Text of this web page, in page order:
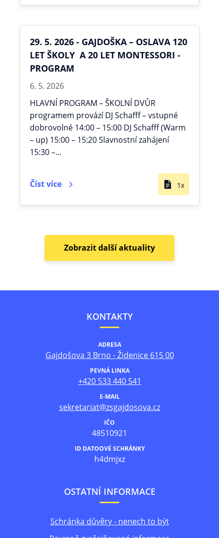
29. 5. 2026 - GAJDOŠKA – OSLAVA 120
LET ŠKOLY A 20 LET MONTESSORI -
PROGRAM
6. 5. 2026
HLAVNÍ PROGRAM – ŠKOLNÍ DVŮR
programem provází DJ Schafff – vstupné
dobrovolné 14:00 – 15:00 DJ Schafff (Warm
– up) 15:00 – 15:20 Slavnostní zahájení
15:30 –…
Číst více 1x
Zobrazit další aktuality
KONTAKTY
ADRESA
Gajdošova 3 Brno - Židenice 615 00
PEVNÁ LINKA
+420 533 440 541
E-MAIL
sekretariat@zsgajdosova.cz
IČO
48510921
ID DATOOVÉ SCHRÁNKY
h4dmjxz
OSTATNÍ INFORMACE
Schránka důvěry - nenech to být